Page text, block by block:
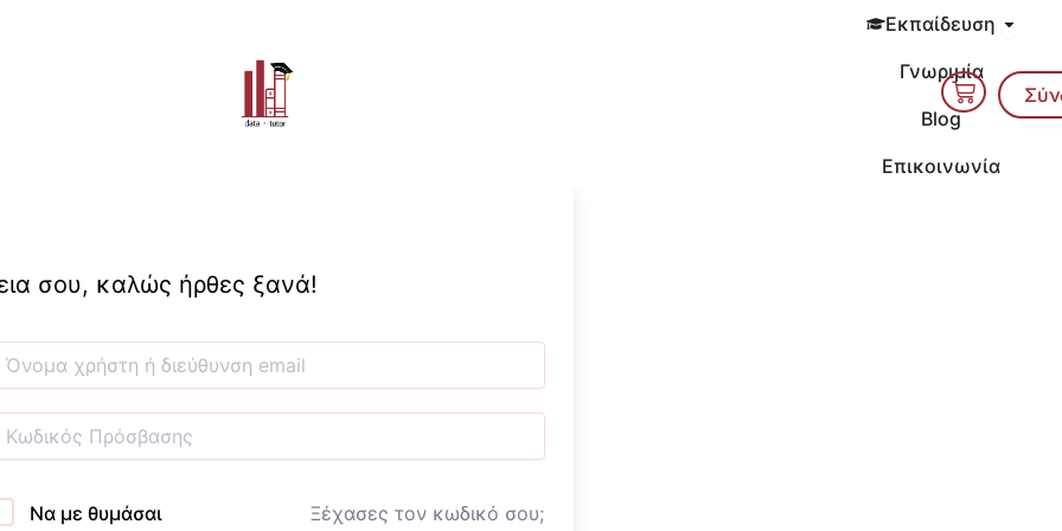
Εκπαίδευση Open
Γνωριμία
Blog
Επικοινωνία
Cart
σου, καλώς ήρθες ξανά!
Να με θυμάσαι Ξέχασες τον κωδικό σου;